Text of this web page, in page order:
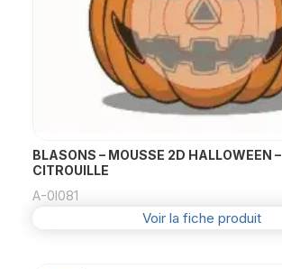
BLASONS – MOUSSE 2D HALLOWEEN –
CITROUILLE
A-0l081
Voir la fiche produit